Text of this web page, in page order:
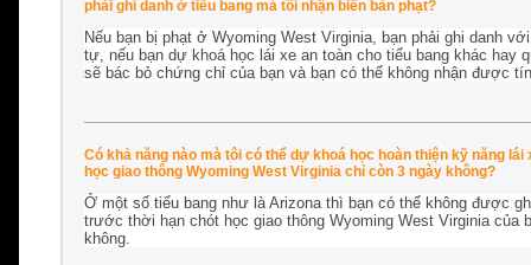
phải ghi danh ở tiểu bang mà tôi nhận biên bản phạt?
Nếu bạn bị phạt ở Wyoming West Virginia, bạn phải ghi danh
tự, nếu bạn dự khoá học lái xe an toàn cho tiểu bang khác hay
sẽ bác bỏ chứng chỉ của bạn và bạn có thể không nhận được
Có khả năng nào mà tôi có thể dự khoá học hoàn thiện kỹ năng
học giao thông Wyoming West Virginia chỉ còn 3 ngày không?
Ở một số tiểu bang như là Arizona thì bạn có thể không được
trước thời hạn chót học giao thông Wyoming West Virginia
không.